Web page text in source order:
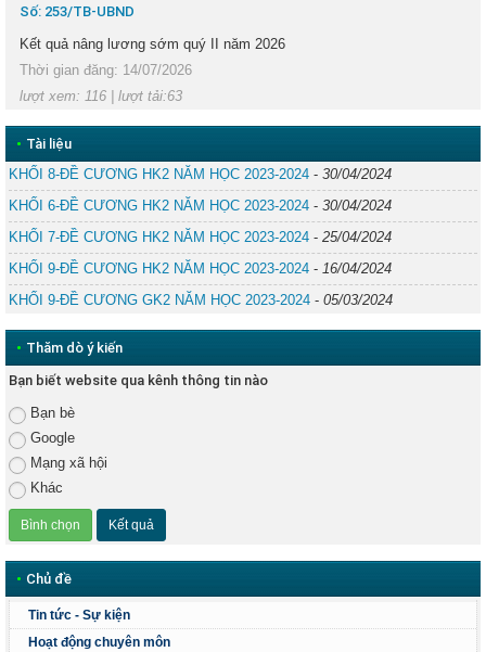
Số: 253/TB-UBND
Kết quả nâng lương sớm quý II năm 2026
Thời gian đăng: 14/07/2026
lượt xem: 116 | lượt tải:63
• Tài liệu
KHỐI 8-ĐỀ CƯƠNG HK2 NĂM HỌC 2023-2024 - 30/04/2024
KHỐI 6-ĐỀ CƯƠNG HK2 NĂM HỌC 2023-2024 - 30/04/2024
KHỐI 7-ĐỀ CƯƠNG HK2 NĂM HỌC 2023-2024 - 25/04/2024
KHỐI 9-ĐỀ CƯƠNG HK2 NĂM HỌC 2023-2024 - 16/04/2024
KHỐI 9-ĐỀ CƯƠNG GK2 NĂM HỌC 2023-2024 - 05/03/2024
• Thăm dò ý kiến
Bạn biết website qua kênh thông tin nào
Bạn bè
Google
Mạng xã hội
Khác
• Chủ đề
Tin tức - Sự kiện
Hoạt động chuyên môn